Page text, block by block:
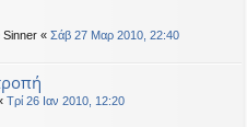
Sinner « Σάβ 27 Μαρ 2010, 22:40
Τρί 26 Ιαν 2010, 12:20